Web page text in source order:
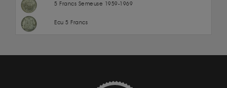
5 Francs Semeuse 1959-1969
Ecu 5 Francs